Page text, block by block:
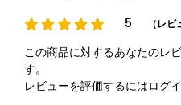
5 （レビ
この商品に対するあなたのレ
す。
レビューを評価するには ログ